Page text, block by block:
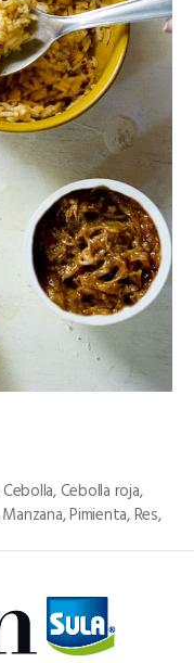
Cebolla,Cebolla roja,
Manzana,Pimienta,Res,